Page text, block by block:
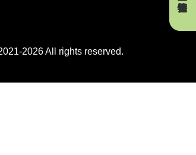
2026 All rights reserved.